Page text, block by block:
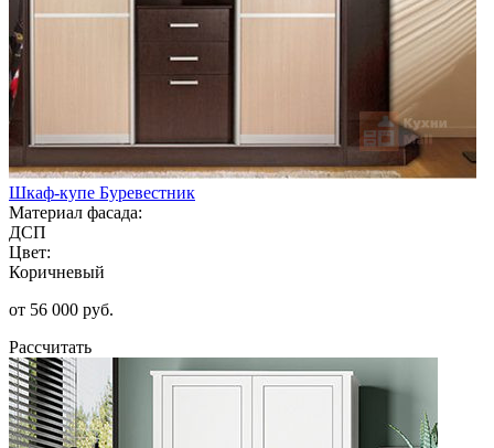
Шкаф-купе Буревестник
Материал фасада:
ДСП
Цвет:
Коричневый
от 56 000 руб.
Рассчитать